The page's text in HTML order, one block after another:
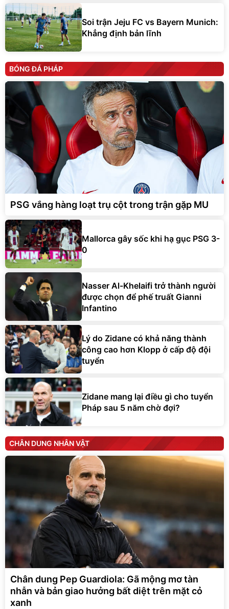
Soi trận Jeju FC vs Bayern Munich:
Khẳng định bản lĩnh
BÓNG ĐÁ PHÁP
PSG vắng hàng loạt trụ cột trong trận gặp MU
Mallorca gây sốc khi hạ gục PSG 3-
0
Nasser Al-Khelaifi trở thành người
được chọn để phế truất Gianni
Infantino
Lý do Zidane có khả năng thành
công cao hơn Klopp ở cấp độ đội
tuyển
Zidane mang lại điều gì cho tuyển
Pháp sau 5 năm chờ đợi?
CHÂN DUNG NHÂN VẬT
Chân dung Pep Guardiola: Gã mộng mơ tàn
nhẫn và bản giao hưởng bất diệt trên mặt cỏ
xanh